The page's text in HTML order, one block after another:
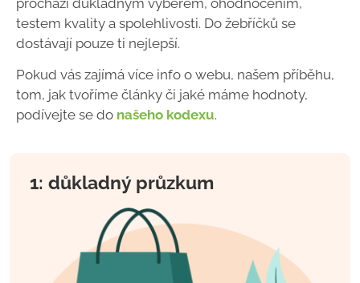
prochází důkladným výběrem, ohodnocením,
testem kvality a spolehlivosti. Do žebříčků se
dostávají pouze ti nejlepší.
Pokud vás zajímá více info o webu, našem příběhu,
tom, jak tvoříme články či jaké máme hodnoty,
podívejte se do našeho kodexu.
1: důkladný průzkum